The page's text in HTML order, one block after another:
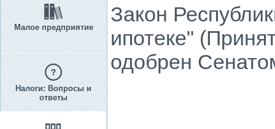
Малое предприятие
Налоги: Вопросы и
ответы
Закон
ипотеке"
одобрен